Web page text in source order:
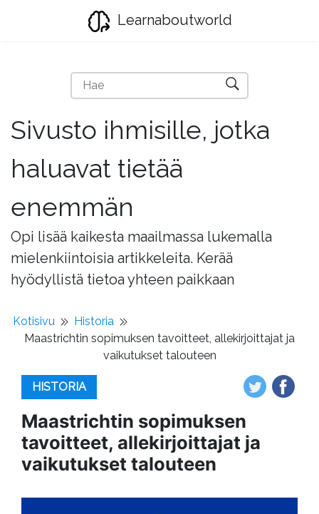
Learnaboutworld
Sivusto ihmisille, jotka
haluavat tietää
enemmän
Opi lisää kaikesta maailmassa lukemalla
mielenkiintoisia artikkeleita. Kerää
hyödyllistä tietoa yhteen paikkaan
Kotisivu
Historia
Maastrichtin sopimuksen tavoitteet, allekirjoittajat ja
vaikutukset talouteen
HISTORIA
Maastrichtin sopimuksen
tavoitteet, allekirjoittajat ja
vaikutukset talouteen